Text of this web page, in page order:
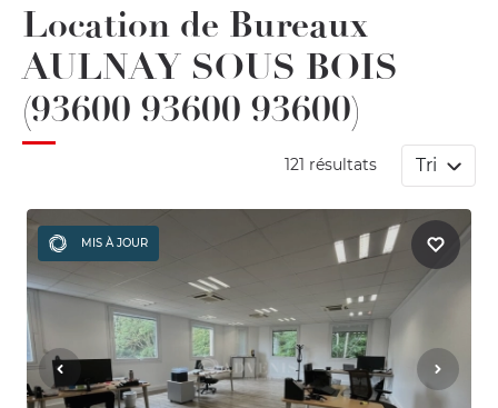
Location de Bureaux
AULNAY SOUS BOIS
(93600 93600 93600)
121 résultats Tri
MIS À JOUR